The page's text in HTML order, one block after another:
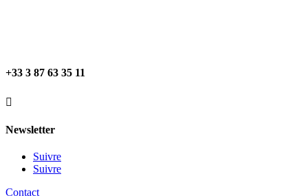
+33 3 87 63 35 11

Newsletter
Suivre
Suivre
Contact